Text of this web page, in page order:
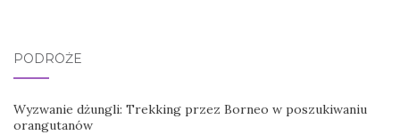
PODRÓŻE
Wyzwanie dżungli: Trekking przez Borneo w poszukiwaniu
orangutanów